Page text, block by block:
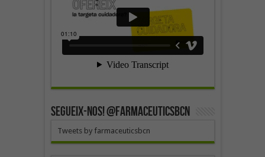
SEGUEIX-NOS! @farmaceuticsbcn
Tweets by farmaceuticsbcn